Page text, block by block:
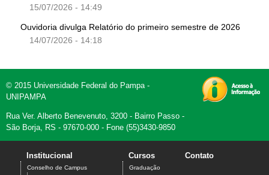
15/07/2026 - 14:49
Ouvidoria divulga Relatório do primeiro semestre de 2026
14/07/2026 - 14:18
© 2015 Universidade Federal do Pampa -
UNIPAMPA
Rua Ver. Alberto Benevenuto, 3200 - Bairro Passo -
São Borja, RS - 97670-000 - Fone (55)3430-9850
Institucional
Conselho de Campus
Cursos
Graduação
Contato